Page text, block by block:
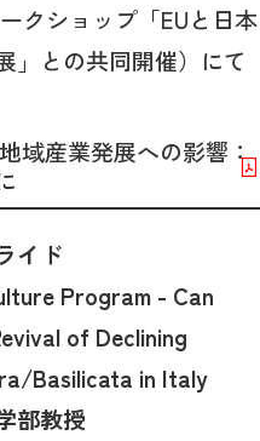
クショップ「EUと日本
」との共同開催）にて
域産業発展への影響：
イド
Program - Can
of Declining
Basilicata in Italy
部教授